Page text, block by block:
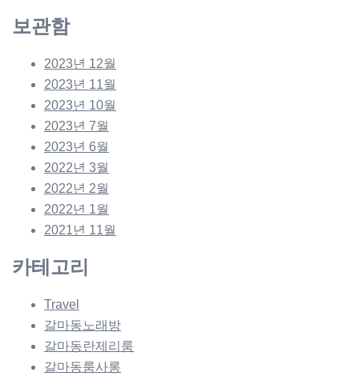
보관함
2023년 12월
2023년 11월
2023년 10월
2023년 7월
2023년 6월
2022년 3월
2022년 2월
2022년 1월
2021년 11월
카테고리
Travel
갈마동노래방
갈마동란제리룸
갈마동룸사롱